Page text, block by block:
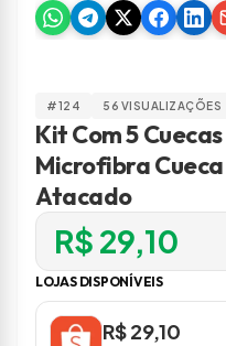
#124 56 VISUALIZAÇÕES
Kit Com 5
Microfibra
Atacado
R$ 29,10
LOJAS DISPONÍVEIS
R$ 29,10